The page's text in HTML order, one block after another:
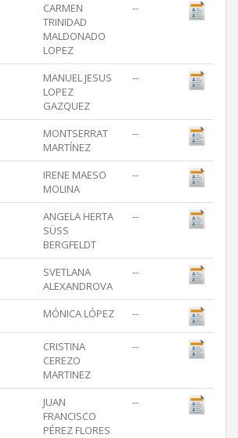
CARMEN
TRINIDAD
MALDONADO
LOPEZ
--
MANUEL JESUS
LOPEZ
GAZQUEZ
--
MONTSERRAT
MARTÍNEZ
--
IRENE MAESO
MOLINA
--
ANGELA HERTA
SÜSS
BERGFELDT
--
SVETLANA
ALEXANDROVA
--
MÓNICA LÓPEZ --
CRISTINA
CEREZO
MARTINEZ
--
JUAN
FRANCISCO
PÉREZ FLORES
--